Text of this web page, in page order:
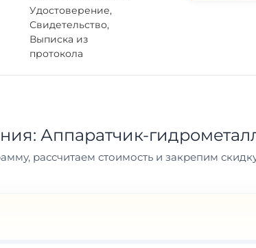
Удостоверение,
Свидетельство,
Выписка из
протокола
Аппаратчик-
рассчитаем стоимость и закрепим скидку